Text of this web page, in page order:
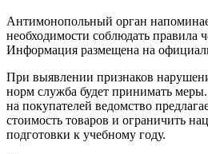
Антимонопольный орган
необходимости соблюдать правила
Информация размещена на
При выявлении признаков
норм служба будет принимать
на покупателей ведомство
стоимость товаров и ограничить
подготовки к учебному году.